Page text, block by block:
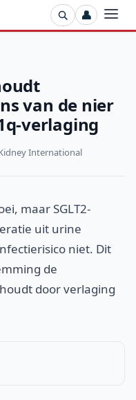
👤
van de nier
verlaging
International
maar SGLT2-
uit urine
niet. Dit
de
door verlaging